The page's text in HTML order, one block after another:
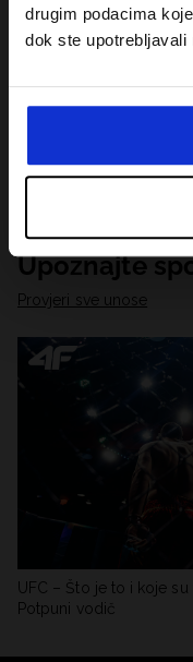
drugim podacima
dok ste upotrebljavali
Upoznajte
Provjeri sve unose
UFC – Što je to i koje
Potpuni vodič